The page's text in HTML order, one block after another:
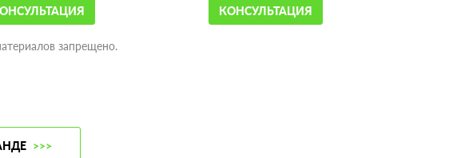
КОНСУЛЬТАЦИЯ
запрещено.
>>>